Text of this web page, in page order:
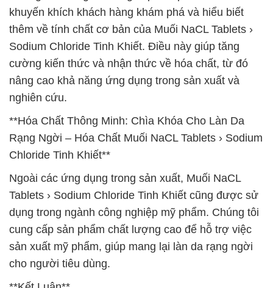
khuyến khích khách hàng khám phá và hiểu biết
thêm về tính chất cơ bản của Muối NaCL Tablets ›
Sodium Chloride Tinh Khiết. Điều này giúp tăng
cường kiến thức và nhận thức về hóa chất, từ đó
nâng cao khả năng ứng dụng trong sản xuất và
nghiên cứu.
**Hóa Chất Thông Minh: Chìa Khóa Cho Làn Da
Rạng Ngời – Hóa Chất Muối NaCL Tablets › Sodium
Chloride Tinh Khiết**
Ngoài các ứng dụng trong sản xuất, Muối NaCL
Tablets › Sodium Chloride Tinh Khiết cũng được sử
dụng trong ngành công nghiệp mỹ phẩm. Chúng tôi
cung cấp sản phẩm chất lượng cao để hỗ trợ việc
sản xuất mỹ phẩm, giúp mang lại làn da rạng ngời
cho người tiêu dùng.